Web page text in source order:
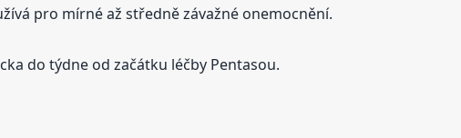
pro mírné až středně závažné onemocnění.
do týdne od začátku léčby Pentasou.